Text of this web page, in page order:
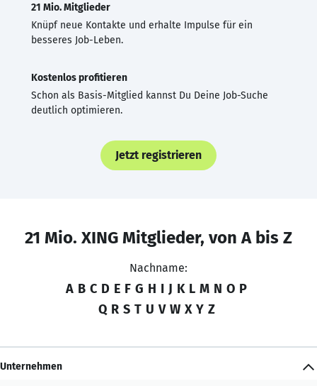
21 Mio. Mitglieder
Knüpf neue Kontakte und erhalte Impulse für ein
besseres Job-Leben.
Kostenlos profitieren
Schon als Basis-Mitglied kannst Du Deine Job-Suche
deutlich optimieren.
Jetzt registrieren
21 Mio. XING Mitglieder, von A bis Z
Nachname:
A B C D E F G H I J K L M N O P
Q R S T U V W X Y Z
Unternehmen